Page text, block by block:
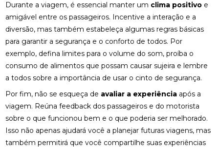
Durante a viagem, é essencial manter um clima positivo e
amigável entre os passageiros. Incentive a interação e a
diversão, mas também estabeleça algumas regras básicas
para garantir a segurança e o conforto de todos. Por
exemplo, defina limites para o volume do som, proíba o
consumo de alimentos que possam causar sujeira e lembre
a todos sobre a importância de usar o cinto de segurança.
Por fim, não se esqueça de avaliar a experiência após a
viagem. Reúna feedback dos passageiros e do motorista
sobre o que funcionou bem e o que poderia ser melhorado.
Isso não apenas ajudará você a planejar futuras viagens, mas
também permitirá que você compartilhe suas experiências